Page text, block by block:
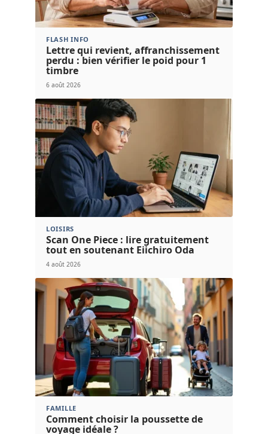
FLASH INFO
Lettre qui revient, affranchissement
perdu : bien vérifier le poid pour 1
timbre
6 août 2026
LOISIRS
Scan One Piece : lire gratuitement
tout en soutenant Eiichiro Oda
4 août 2026
FAMILLE
Comment choisir la poussette de
voyage idéale ?